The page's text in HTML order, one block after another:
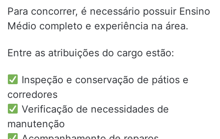
Para concorrer, é necessário possuir Ensino
Médio completo e experiência na área.
Entre as atribuições do cargo estão:
Inspeção e conservação de pátios e
corredores
Verificação de necessidades de
manutenção